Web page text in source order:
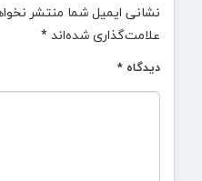
نشانی ایمیل شما منتشر
علامت‌گذاری شده‌اند*
دیدگاه *